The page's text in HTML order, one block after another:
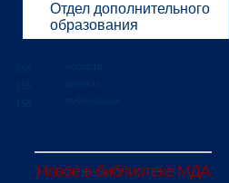
Отдел дополнительного
образования
Новое в библиотеке МДА